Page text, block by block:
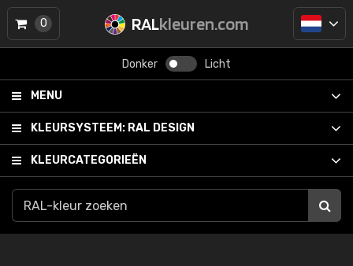
RALkleuren.com
Donker Licht
MENU
KLEURSYSTEEM: RAL DESIGN
KLEURCATEGORIEËN
0